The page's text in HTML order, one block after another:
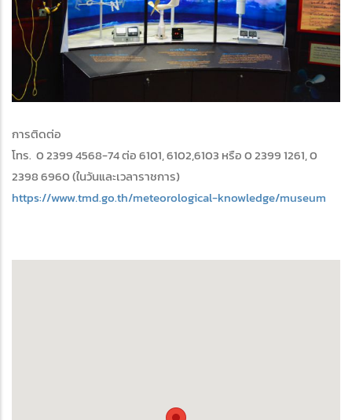
การติดต่อ
โทร. 0 2399 4568-74 ต่อ 6101, 6102,6103 หรือ 0 2399 1261, 0
2398 6960 (ในวันและเวลาราชการ)
https://www.tmd.go.th/meteorological-knowledge/museum